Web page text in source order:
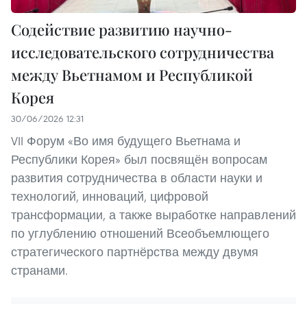
Содействие развитию научно-
исследовательского сотрудничества
между Вьетнамом и Республикой
Корея
30/06/2026 12:31
VII Форум «Во имя будущего Вьетнама и
Республики Корея» был посвящён вопросам
развития сотрудничества в области науки и
технологий, инноваций, цифровой
трансформации, а также выработке направлений
по углублению отношений Всеобъемлющего
стратегического партнёрства между двумя
странами.